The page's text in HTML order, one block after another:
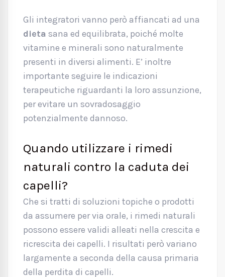
Gli integratori vanno però affiancati ad una
dieta sana ed equilibrata, poiché molte
vitamine e minerali sono naturalmente
presenti in diversi alimenti. E’ inoltre
importante seguire le indicazioni
terapeutiche riguardanti la loro assunzione,
per evitare un sovradosaggio
potenzialmente dannoso.
Quando utilizzare i rimedi
naturali contro la caduta dei
capelli?
Che si tratti di soluzioni topiche o prodotti
da assumere per via orale, i rimedi naturali
possono essere validi alleati nella crescita e
ricrescita dei capelli. I risultati però variano
largamente a seconda della causa primaria
della perdita di capelli.